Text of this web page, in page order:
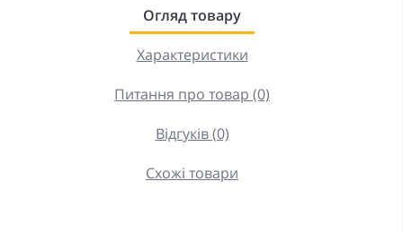
Огляд товару
Характеристики
Питання про товар (0)
Відгуків (0)
Схожі товари